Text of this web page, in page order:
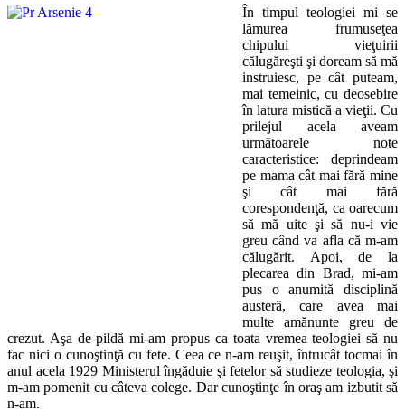
În timpul teologiei mi se
lămurea frumuseţea
chipului vieţuirii
călugăreşti şi doream să mă
instruiesc, pe cât puteam,
mai temeinic, cu deosebire
în latura mistică a vieţii. Cu
prilejul acela aveam
următoarele note
caracteristice: deprindeam
pe mama cât mai fără mine
şi cât mai fără
corespondenţă, ca oarecum
să mă uite şi să nu-i vie
greu când va afla că m-am
călugărit. Apoi, de la
plecarea din Brad, mi-am
pus o anumită disciplină
austeră, care avea mai
multe amănunte greu de
crezut. Aşa de pildă mi-am propus ca toata vremea teologiei să nu
fac nici o cunoştinţă cu fete. Ceea ce n-am reuşit, întrucât tocmai în
anul acela 1929 Ministerul îngăduie şi fetelor să studieze teologia, şi
m-am pomenit cu câteva colege. Dar cunoştinţe în oraş am izbutit să
n-am.